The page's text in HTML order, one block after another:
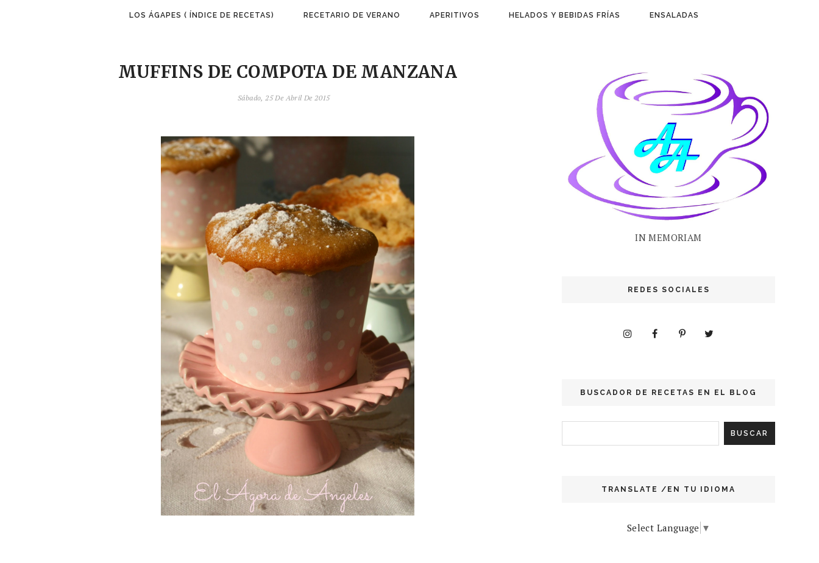
LOS ÁGAPES ( ÍNDICE DE RECETAS) RECETARIO DE VERANO APERITIVOS HELADOS Y BEBIDAS FRÍAS ENSALADAS
MUFFINS DE COMPOTA DE MANZANA
Sábado, 25 De Abril De 2015
IN MEMORIAM
REDES SOCIALES
BUSCADOR DE RECETAS EN EL BLOG
TRANSLATE /EN TU IDIOMA
Select Language ▼